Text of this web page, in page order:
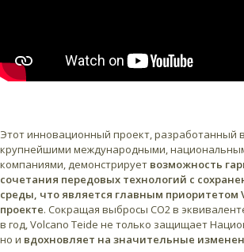
Этот инновационный проект, разработанный
крупнейшими международными,
компаниями, демонстрирует возможность
сочетания передовых технологий с
среды, что является главным приоритетом
проекте. Сокращая выбросы CO2 в
в год, Volcano Teide не только защищает
но и вдохновляет на значительные